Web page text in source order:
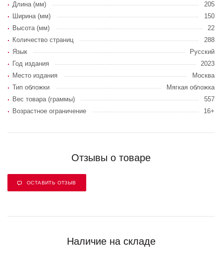
Длина (мм)
205
Ширина (мм)
150
Высота (мм)
22
Количество страниц
288
Язык
Русский
Год издания
2023
Место издания
Москва
Тип обложки
Мягкая обложка
Вес товара (граммы)
557
Возрастное ограничение
16+
Отзывы о товаре
ОСТАВИТЬ ОТЗЫВ
Наличие на складе